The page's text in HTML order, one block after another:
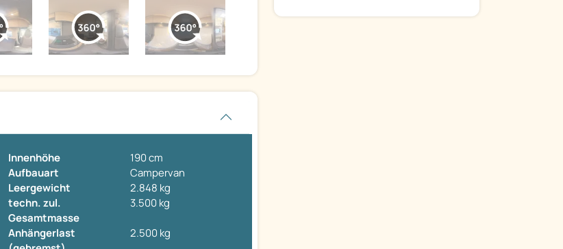
Innenhöhe
190 cm
Aufbauart
Campervan
Leergewicht
2.848 kg
techn. zul.
Gesamtmasse
3.500 kg
Anhängerlast
2.500 kg